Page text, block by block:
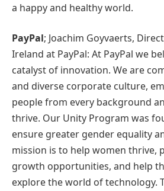
a happy and healthy world.
PayPal; Joachim Goyvaerts,
Ireland at PayPal: At PayPal we
catalyst of innovation. We are
and diverse corporate culture,
people from every background
thrive. Our Unity Program was
ensure greater gender equality
mission is to help women thrive,
growth opportunities, and help
explore the world of technology.